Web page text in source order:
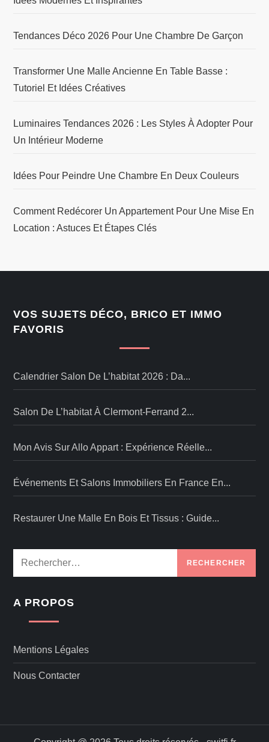
Tendances Déco 2026 Pour Une Chambre De Garçon
Transformer Une Malle Ancienne En Table Basse :
Tutoriel Et Idées Créatives
Luminaires Tendances 2026 : Les Styles À Adopter Pour
Un Intérieur Moderne
Idées Pour Peindre Une Chambre En Deux Couleurs
Comment Redécorer Un Appartement Pour Une Mise En
Location : Astuces Et Étapes Clés
VOS SUJETS DÉCO, BRICO ET IMMO
FAVORIS
Calendrier Salon De L’habitat 2026 : Da...
Salon De L’habitat À Clermont-Ferrand 2...
Mon Avis Sur Allo Appart : Expérience Réelle...
Événements Et Salons Immobiliers En France En...
Restaurer Une Malle En Bois Et Tissus : Guide...
Rechercher :
A PROPOS
Mentions Légales
Nous Contacter